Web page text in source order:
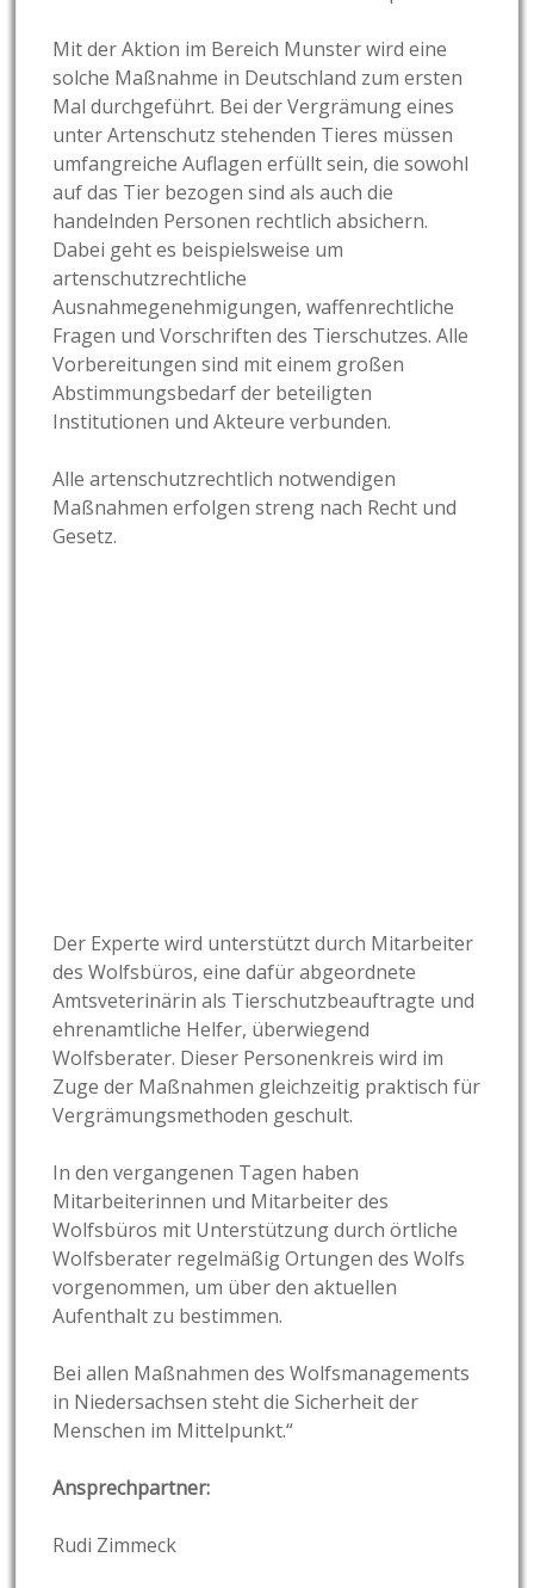
Mit der Aktion im Bereich Munster wird eine
solche Maßnahme in Deutschland zum ersten
Mal durchgeführt. Bei der Vergrämung eines
unter Artenschutz stehenden Tieres müssen
umfangreiche Auflagen erfüllt sein, die sowohl
auf das Tier bezogen sind als auch die
handelnden Personen rechtlich absichern.
Dabei geht es beispielsweise um
artenschutzrechtliche
Ausnahmegenehmigungen, waffenrechtliche
Fragen und Vorschriften des Tierschutzes. Alle
Vorbereitungen sind mit einem großen
Abstimmungsbedarf der beteiligten
Institutionen und Akteure verbunden.
Alle artenschutzrechtlich notwendigen
Maßnahmen erfolgen streng nach Recht und
Gesetz.
Der Experte wird unterstützt durch Mitarbeiter
des Wolfsbüros, eine dafür abgeordnete
Amtsveterinärin als Tierschutzbeauftragte und
ehrenamtliche Helfer, überwiegend
Wolfsberater. Dieser Personenkreis wird im
Zuge der Maßnahmen gleichzeitig praktisch für
Vergrämungsmethoden geschult.
In den vergangenen Tagen haben
Mitarbeiterinnen und Mitarbeiter des
Wolfsbüros mit Unterstützung durch örtliche
Wolfsberater regelmäßig Ortungen des Wolfs
vorgenommen, um über den aktuellen
Aufenthalt zu bestimmen.
Bei allen Maßnahmen des Wolfsmanagements
in Niedersachsen steht die Sicherheit der
Menschen im Mittelpunkt.“
Ansprechpartner:
Rudi Zimmeck